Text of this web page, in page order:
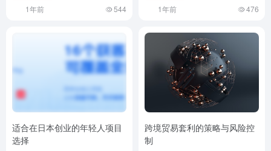
1年前 544 1年前 476
适合在日本创业的年轻人项目
选择
跨境贸易套利的策略与风险控
制